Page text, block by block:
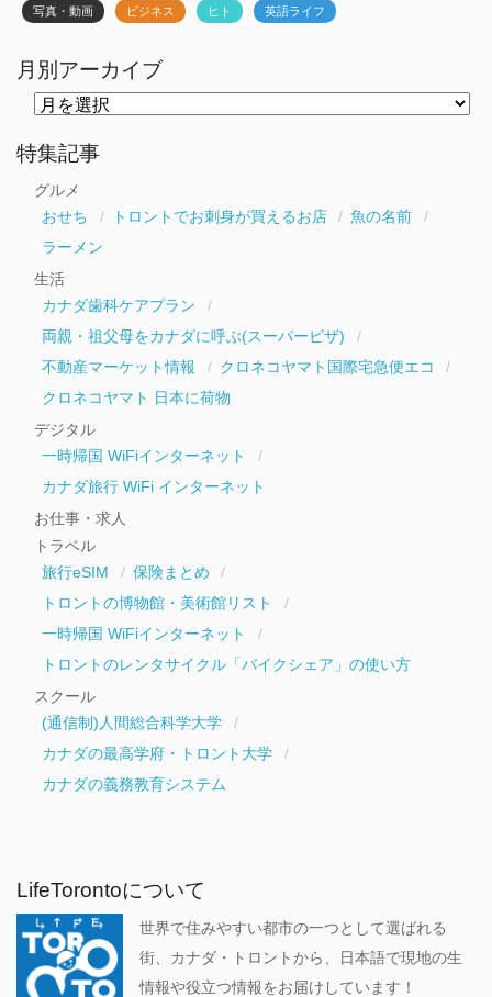
写真・動画 ビジネス ヒト 英語ライフ
月別アーカイブ
ー
カ
特集記事
グルメ
おせち
トロントでお刺身が買えるお店
魚の名前
ラーメン
生活
カナダ歯科ケアプラン
両親・祖父母をカナダに呼ぶ(スーパービザ)
不動産マーケット情報
クロネコヤマト国際宅急便エコ
クロネコヤマト 日本に荷物
デジタル
一時帰国 WiFiインターネット
カナダ旅行 WiFi インターネット
お仕事・求人
トラベル
旅行eSIM
保険まとめ
トロントの博物館・美術館リスト
一時帰国 WiFiインターネット
トロントのレンタサイクル「バイクシェア」の使い方
スクール
(通信制)人間総合科学大学
カナダの最高学府・トロント大学
カナダの義務教育システム
LifeTorontoについて
世界で住みやすい都市の一つとして選ばれる
街、カナダ・トロントから、日本語で現地の生
情報や役立つ情報をお届けしています！